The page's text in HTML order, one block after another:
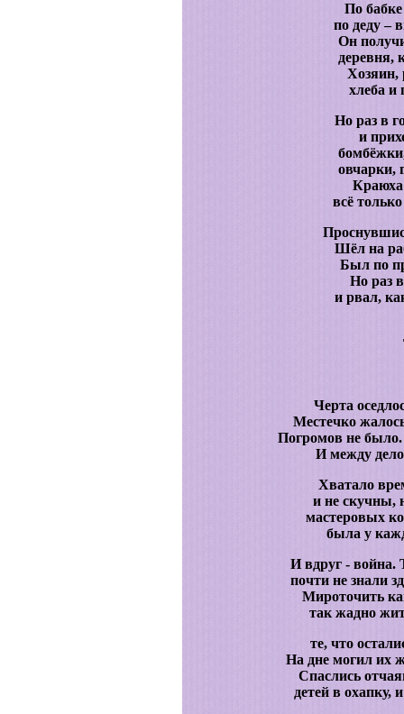
По
по деду –
Он
деревня,
Хозяин,
хлеба и
Но раз в
и
овчарки,
Краюха
всё
Шёл на
Был по
Но раз
и рвал,
Черта
Местечко
Погромов не
И между
Хватало
и не скучны,
мастеровых
была у
И вдруг - война.
почти не знали
Мироточить
так жадно
те, что
На дне могил их
Спаслись
детей в охапку,